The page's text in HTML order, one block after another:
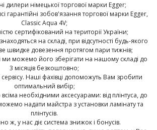
дилери німецької торгової марки Egger;
гарантійні зобов'язання торгової марки Egger,
Classic Aqua 4V;
сертифікований на території України;
на складі, при відсутності будь-якого
швидке довезення протягом пари тижнів;
ми можемо його зберігати на нашому складі до
3 місяців безкоштовно;
Наші фахівці допоможуть Вам зробити
оптимальний вибір;
необхідними аксесуарами: від плінтуса, до
надати майстра з установки ламінату та
плінтусів.
ж, у нас діє система знижок і бонусів.